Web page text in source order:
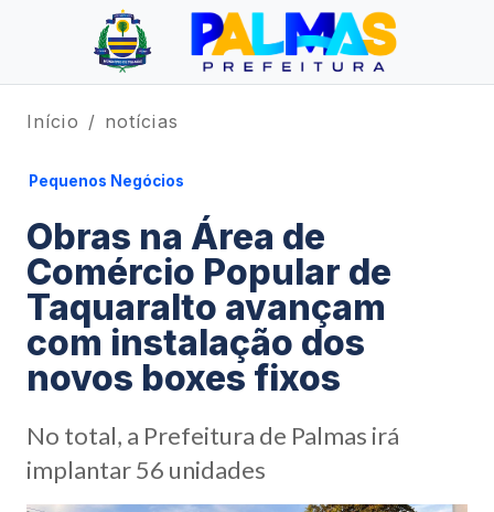
Início notícias
Pequenos Negócios
Obras na Área de
Comércio Popular de
Taquaralto avançam
com instalação dos
novos boxes fixos
No total, a Prefeitura de Palmas irá
implantar 56 unidades